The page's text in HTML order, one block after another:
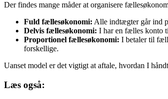
Der findes mange måder at organisere
Fuld fællesøkonomi: Alle indtægter går ind
Delvis fællesøkonomi: I har en fælles konto
Proportionel fællesøkonomi: I betaler til
forskellige.
Uanset model er det vigtigt at aftale, hvordan I
Læs også: